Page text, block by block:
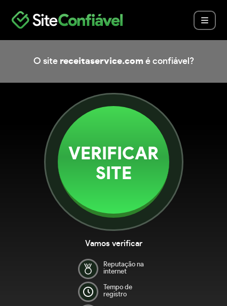
O site receitaservice.com é confiável?
VERIFICAR
SITE
Vamos verificar
Reputação na
internet
Tempo de
registro